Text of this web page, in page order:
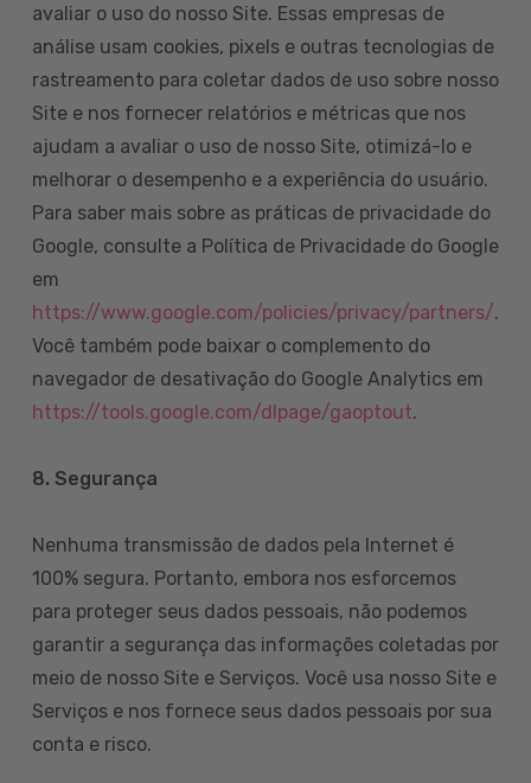
avaliar o uso do nosso Site. Essas empresas de
análise usam cookies, pixels e outras tecnologias de
rastreamento para coletar dados de uso sobre nosso
Site e nos fornecer relatórios e métricas que nos
ajudam a avaliar o uso de nosso Site, otimizá-lo e
melhorar o desempenho e a experiência do usuário.
Para saber mais sobre as práticas de privacidade do
Google, consulte a Política de Privacidade do Google
em
https://www.google.com/policies/privacy/partners/.
Você também pode baixar o complemento do
navegador de desativação do Google Analytics em
https://tools.google.com/dlpage/gaoptout.
8. Segurança
Nenhuma transmissão de dados pela Internet é
100% segura. Portanto, embora nos esforcemos
para proteger seus dados pessoais, não podemos
garantir a segurança das informações coletadas por
meio de nosso Site e Serviços. Você usa nosso Site e
Serviços e nos fornece seus dados pessoais por sua
conta e risco.